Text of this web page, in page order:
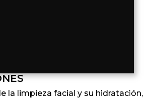
la limpieza facial y su hidratación,